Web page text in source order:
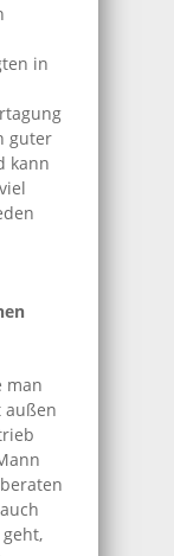
in
guter
kann
man
außen